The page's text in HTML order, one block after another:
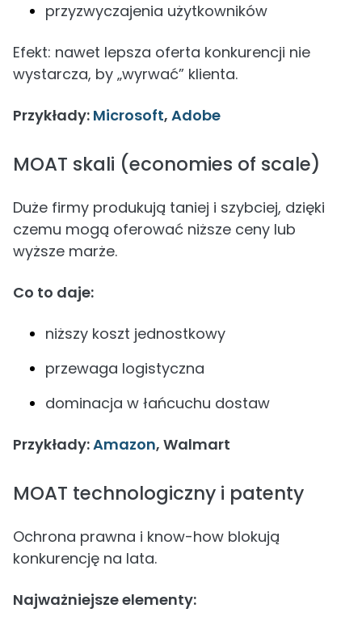
przyzwyczajenia użytkowników
Efekt: nawet lepsza oferta konkurencji nie
wystarcza, by „wyrwać” klienta.
Przykłady: Microsoft, Adobe
MOAT skali (economies of scale)
Duże firmy produkują taniej i szybciej, dzięki
czemu mogą oferować niższe ceny lub
wyższe marże.
Co to daje:
niższy koszt jednostkowy
przewaga logistyczna
dominacja w łańcuchu dostaw
Przykłady:Amazon, Walmart
MOAT technologiczny i patenty
Ochrona prawna i know-how blokują
konkurencję na lata.
Najważniejsze elementy: